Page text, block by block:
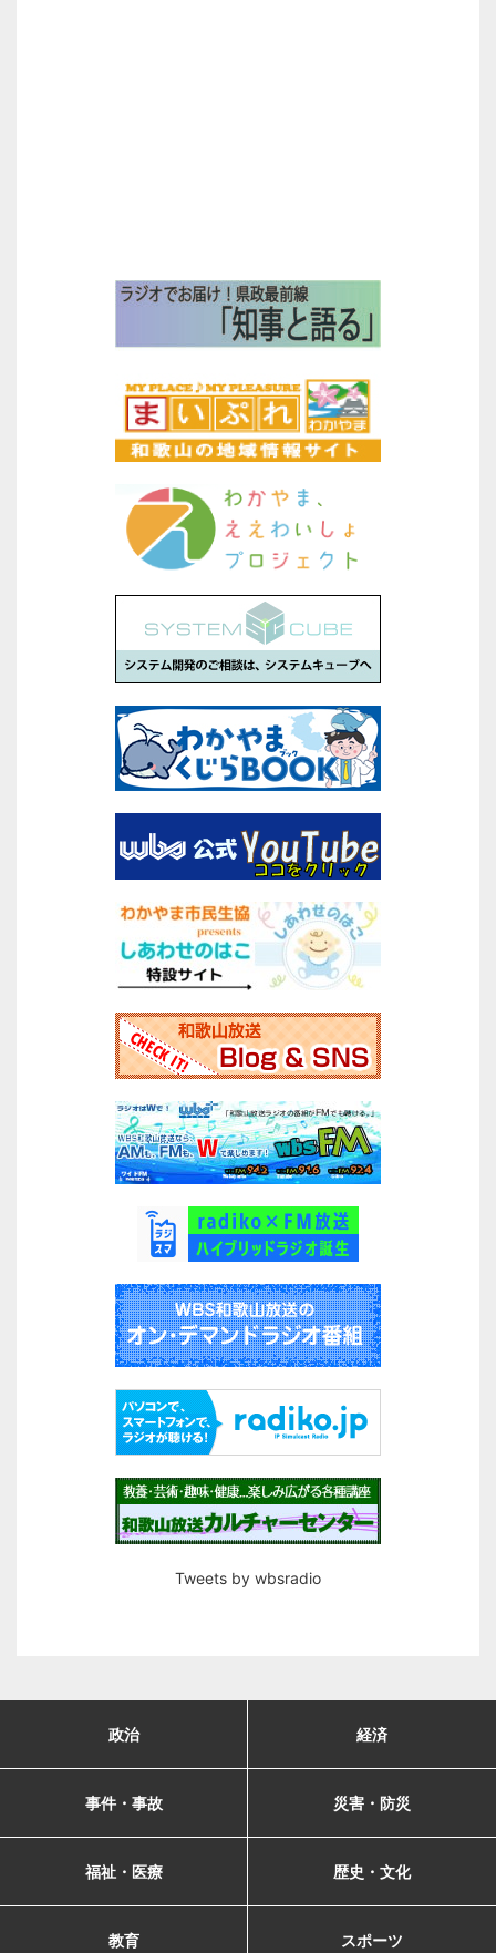
Tweets by wbsradio
政治 経済
事件・事故 災害・防災
福祉・医療 歴史・文化
教育 スポーツ